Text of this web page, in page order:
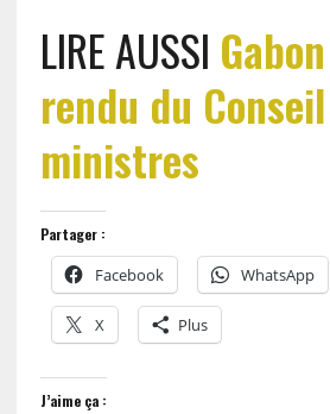
LIRE AUSSI
rendu du
ministres
Partager :
Facebook WhatsApp
X Plus
J’aime ça :